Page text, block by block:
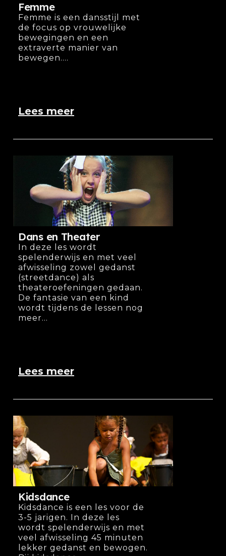
Femme
Femme is een dansstijl met
de focus op vrouwelijke
bewegingen en een
extraverte manier van
bewegen....
Lees meer
Dans en Theater
In deze les wordt
spelenderwijs en met veel
afwisseling zowel gedanst
(streetdance) als
theateroefeningen gedaan.
De fantasie van een kind
wordt tijdens de lessen nog
meer...
Lees meer
Kidsdance
Kidsdance is een les voor de
3-5 jarigen. In deze les
wordt spelenderwijs en met
veel afwisseling 45 minuten
lekker gedanst en bewogen.